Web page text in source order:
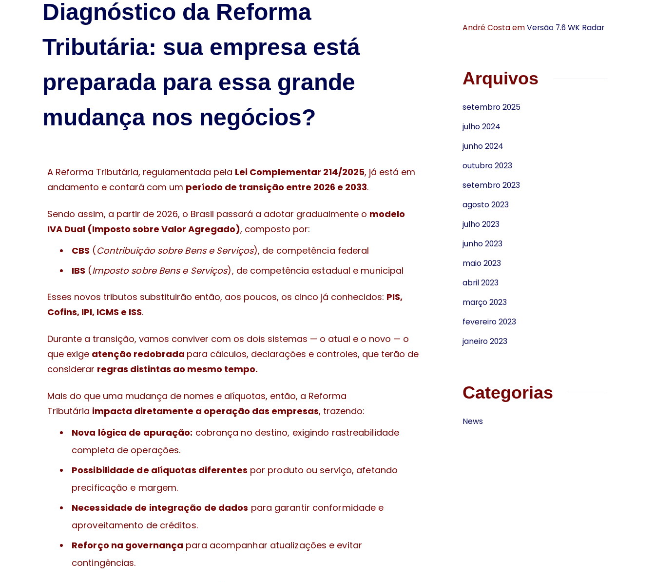
Diagnóstico da Reforma
Tributária: sua empresa está
preparada para essa grande
mudança nos negócios?
A Reforma Tributária, regulamentada pela Lei Complementar 214/2025, já está em
andamento e contará com um período de transição entre 2026 e 2033.
Sendo assim, a partir de 2026, o Brasil passará a adotar gradualmente o modelo
IVA Dual (Imposto sobre Valor Agregado), composto por:
CBS (Contribuição sobre Bens e Serviços), de competência federal
IBS (Imposto sobre Bens e Serviços), de competência estadual e municipal
Esses novos tributos substituirão então, aos poucos, os cinco já conhecidos: PIS,
Cofins, IPI, ICMS e ISS.
Durante a transição, vamos conviver com os dois sistemas — o atual e o novo — o
que exige atenção redobrada para cálculos, declarações e controles, que terão de
considerar regras distintas ao mesmo tempo.
Mais do que uma mudança de nomes e alíquotas, então, a Reforma
Tributária impacta diretamente a operação das empresas, trazendo:
Nova lógica de apuração: cobrança no destino, exigindo rastreabilidade
completa de operações.
Possibilidade de alíquotas diferentes por produto ou serviço, afetando
precificação e margem.
Necessidade de integração de dados para garantir conformidade e
aproveitamento de créditos.
Reforço na governança para acompanhar atualizações e evitar
contingências.
André CostaemVersão 7.6 WK Radar
Arquivos
setembro 2025
julho 2024
junho 2024
outubro 2023
setembro 2023
agosto 2023
julho 2023
junho 2023
maio 2023
abril 2023
março 2023
fevereiro 2023
janeiro 2023
Categorias
News